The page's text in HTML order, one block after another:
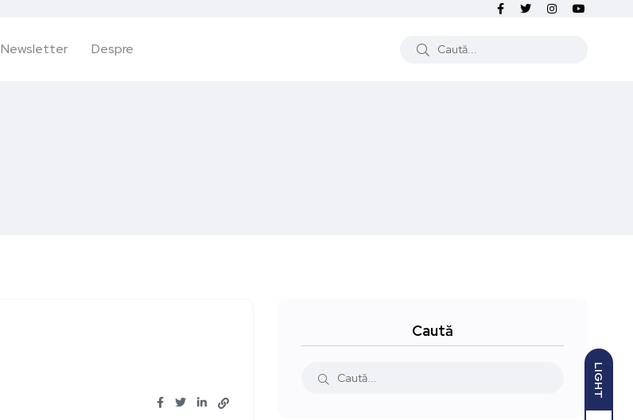
LIGHT
Newsletter Despre
Caută